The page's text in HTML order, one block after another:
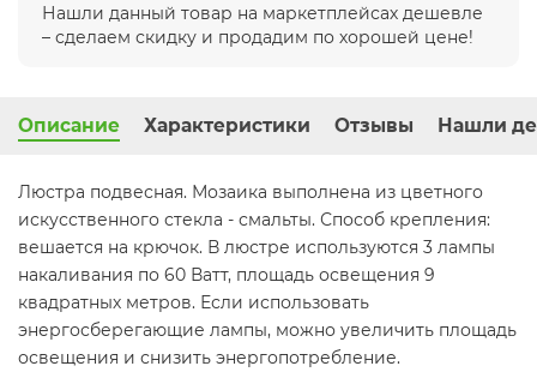
Нашли данный товар на маркетплейсах дешевле
– сделаем скидку и продадим по хорошей цене!
Описание Характеристики Отзывы Нашли
Люстра подвесная. Мозаика выполнена из цветного
искусственного стекла - смальты. Способ крепления:
вешается на крючок. В люстре используются 3 лампы
накаливания по 60 Ватт, площадь освещения 9
квадратных метров. Если использовать
энергосберегающие лампы, можно увеличить площадь
освещения и снизить энергопотребление.